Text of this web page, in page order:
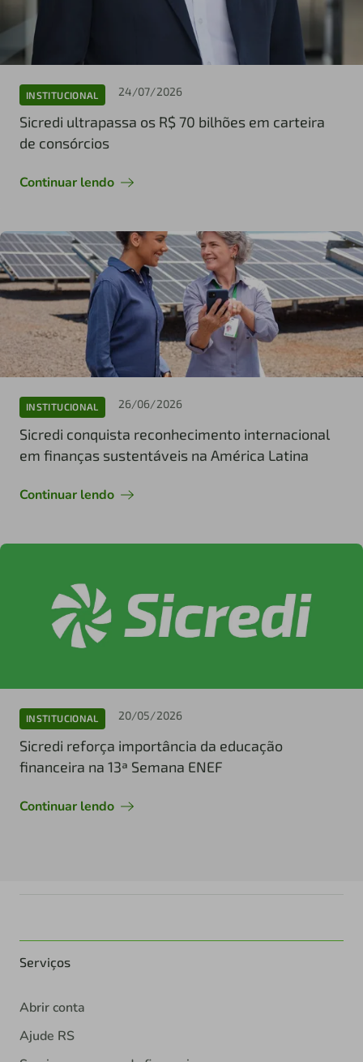
INSTITUCIONAL 24/07/2026
Sicredi ultrapassa os R$ 70 bilhões em carteira
de consórcios
Continuar lendo
INSTITUCIONAL 26/06/2026
Sicredi conquista reconhecimento internacional
em finanças sustentáveis na América Latina
Continuar lendo
INSTITUCIONAL 20/05/2026
Sicredi reforça importância da educação
financeira na 13ª Semana ENEF
Continuar lendo
Serviços
Abrir conta
Ajude RS